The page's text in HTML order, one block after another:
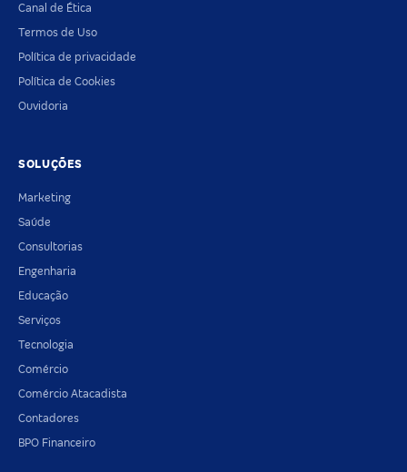
Canal de Ética
Termos de Uso
Política de privacidade
Política de Cookies
Ouvidoria
SOLUÇÕES
Marketing
Saúde
Consultorias
Engenharia
Educação
Serviços
Tecnologia
Comércio
Comércio Atacadista
Contadores
BPO Financeiro